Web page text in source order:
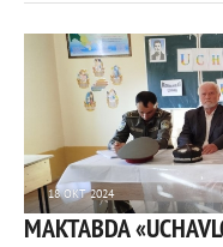
18 ОКТ 2024
4 582 0
MAKTABDA